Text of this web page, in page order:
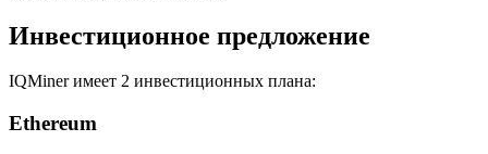
Инвестиционное предложение
IQMiner имеет 2 инвестиционных плана:
Ethereum